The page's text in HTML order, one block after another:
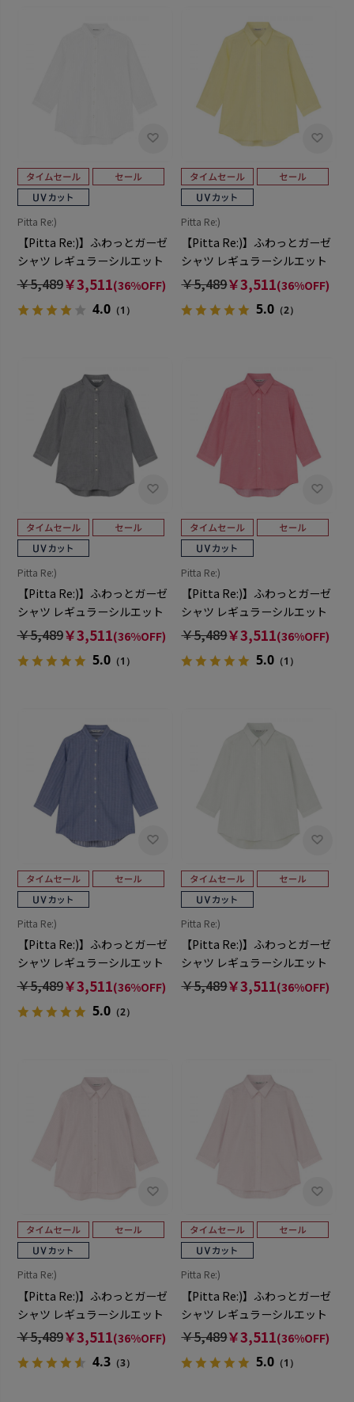
Pitta Re:)
【Pitta Re:)】ふわっとガーゼ
シャツ レギュラーシルエット
七分袖 綿100% レディース カ
ジュアルシャツ
￥5,489￥3,511(36%OFF)
4.0（1）
Pitta Re:)
【Pitta Re:)】ふわっとガーゼ
シャツ レギュラーシルエット
七分袖 綿100% レディース カ
ジュアルシャツ
￥5,489￥3,511(36%OFF)
5.0 （2）
Pitta Re:)
【Pitta Re:)】ふわっとガーゼ
シャツ レギュラーシルエット
七分袖 綿100% レディース カ
ジュアルシャツ
￥5,489￥3,511(36%OFF)
5.0（1）
Pitta Re:)
【Pitta Re:)】ふわっとガーゼ
シャツ レギュラーシルエット
七分袖 綿100% レディース カ
ジュアルシャツ
￥5,489￥3,511(36%OFF)
5.0 （1）
Pitta Re:)
【Pitta Re:)】ふわっとガーゼ
シャツ レギュラーシルエット
七分袖 綿100% レディース カ
ジュアルシャツ
￥5,489￥3,511(36%OFF)
5.0（2）
Pitta Re:)
【Pitta Re:)】ふわっとガーゼ
シャツ レギュラーシルエット
七分袖 綿100% レディース カ
ジュアルシャツ
￥5,489￥3,511(36%OFF)
Pitta Re:)
【Pitta Re:)】ふわっとガーゼ
シャツ レギュラーシルエット
七分袖 綿100% レディース カ
ジュアルシャツ
￥5,489￥3,511(36%OFF)
4.3（3）
Pitta Re:)
【Pitta Re:)】ふわっとガーゼ
シャツ レギュラーシルエット
七分袖 綿100% レディース カ
ジュアルシャツ
￥5,489￥3,511(36%OFF)
5.0 （1）